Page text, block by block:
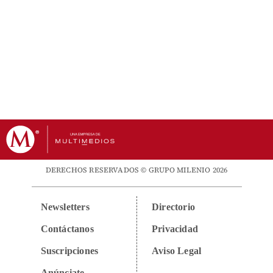
DERECHOS RESERVADOS © GRUPO MILENIO 2026
Newsletters
Contáctanos
Suscripciones
Directorio
Privacidad
Aviso Legal